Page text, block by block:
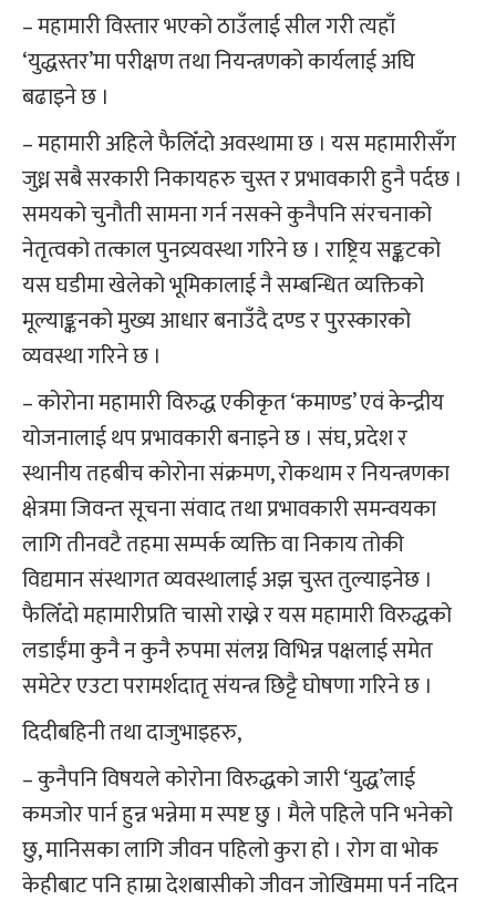
– महामारी विस्तार भएको ठाउँलाई सील गरी त्यहाँ
‘युद्धस्तर’मा परीक्षण तथा नियन्त्रणको कार्यलाई अघि
बढाइने छ ।
– महामारी अहिले फैलिँदो अवस्थामा छ । यस महामारीसँग
जुध्न सबै सरकारी निकायहरु चुस्त र प्रभावकारी हुनै पर्दछ ।
समयको चुनौती सामना गर्न नसक्ने कुनैपनि संरचनाको
नेतृत्वको तत्काल पुनव्र्यवस्था गरिने छ । राष्ट्रिय सङ्कटको
यस घडीमा खेलेको भूमिकालाई नै सम्बन्धित व्यक्तिको
मूल्याङ्कनको मुख्य आधार बनाउँदै दण्ड र पुरस्कारको
व्यवस्था गरिने छ ।
– कोरोना महामारी विरुद्ध एकीकृत ‘कमाण्ड’ एवं केन्द्रीय
योजनालाई थप प्रभावकारी बनाइने छ । संघ, प्रदेश र
स्थानीय तहबीच कोरोना संक्रमण, रोकथाम र नियन्त्रणका
क्षेत्रमा जिवन्त सूचना संवाद तथा प्रभावकारी समन्वयका
लागि तीनवटै तहमा सम्पर्क व्यक्ति वा निकाय तोकी
विद्यमान संस्थागत व्यवस्थालाई अझ चुस्त तुल्याइनेछ ।
फैलिँदो महामारीप्रति चासो राख्ने र यस महामारी विरुद्धको
लडाईँमा कुनै न कुनै रुपमा संलग्न विभिन्न पक्षलाई समेत
समेटेर एउटा परामर्शदातृ संयन्त्र छिट्टै घोषणा गरिने छ ।
दिदीबहिनी तथा दाजुभाइहरु,
– कुनैपनि विषयले कोरोना विरुद्धको जारी ‘युद्ध’लाई
कमजोर पार्न हुन्न भन्नेमा म स्पष्ट छु । मैले पहिले पनि भनेको
छु, मानिसका लागि जीवन पहिलो कुरा हो । रोग वा भोक
केहीबाट पनि हाम्रा देशबासीको जीवन जोखिममा पर्न नदिन